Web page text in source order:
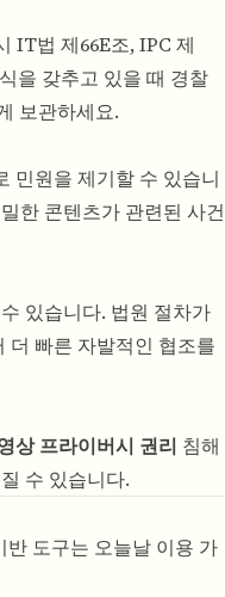
IT법 제66E조, IPC 제
을 갖추고 있을 때 경찰
보관하세요.
민원을 제기할 수 있습니
한 콘텐츠가 관련된 사건
있습니다. 법원 절차가
더 빠른 자발적인 협조를
상 프라이버시 권리 침해
수 있습니다.
반 도구는 오늘날 이용 가